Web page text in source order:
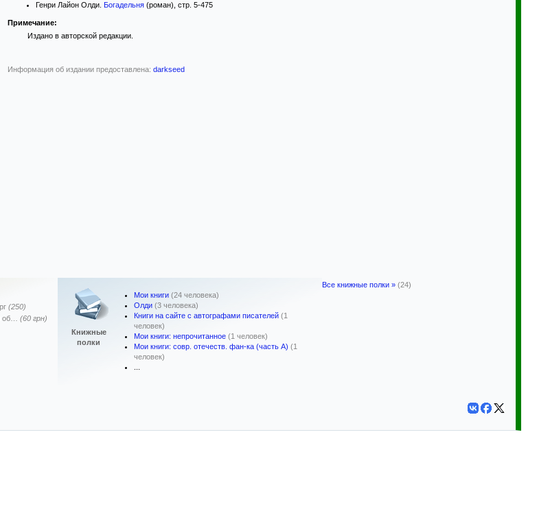
Генри Лайон Олди. Богадельня (роман), стр. 5-475
Примечание:
Издано в авторской редакции.
Информация об издании предоставлена: darkseed
(250)
об… (60 грн)
Книжные
полки
Мои книги (24 человека)
Олди (3 человека)
Книги на сайте с автографами писателей (1
человек)
Мои книги: непрочитанное (1 человек)
Мои книги: совр. отечеств. фан-ка (часть А) (1
человек)
Все книжные полки » (24)